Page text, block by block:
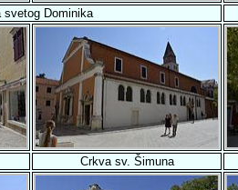
svetog Dominika
Crkva sv. Šimuna